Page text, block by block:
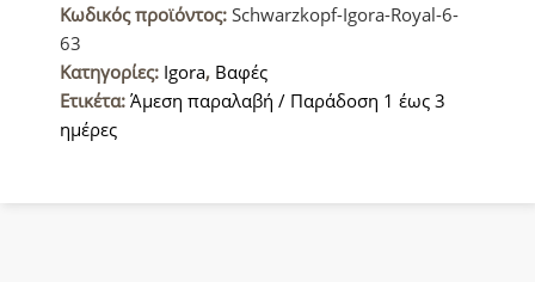
6-
63
Ξανθό
Σκούρο
Μαρόν
Κωδικός προϊόντος: Schwarzkopf-Igora-Royal-6-
63
Κατηγορίες: Igora, Βαφές
Ετικέτα: Άμεση παραλαβή / Παράδοση 1 έως 3
ημέρες